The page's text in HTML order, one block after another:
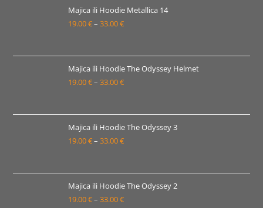
19.00 €
do
Majica ili Hoodie Metallica 14
19.00€– 33.00€Raspon
od
19.00 €
do
Majica ili Hoodie The Odyssey Helmet
19.00€– 33.00€Raspon
od
19.00 €
do
Majica ili Hoodie The Odyssey 3
19.00€– 33.00€Raspon
od
19.00 €
do
Majica ili Hoodie The Odyssey 2
19.00€– 33.00€Raspon